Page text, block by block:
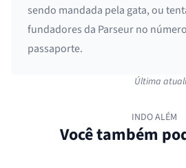
sendo mandada pela gata, ou
fundadores da Parseur no
passaporte.
Última
INDO ALÉM
Você também